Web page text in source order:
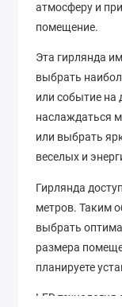
атмосферу и
помещение.
Эта гирлянда
выбрать
или событие
наслаждаться
или выбрать
веселых и
Гирлянда
метров. Таким
выбрать
размера
планируете
LED технология